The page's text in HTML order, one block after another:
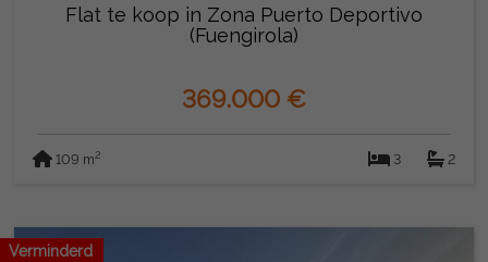
Flat te koop in Zona Puerto Deportivo
(Fuengirola)
369.000 €
109 m2 3 2
Verminderd